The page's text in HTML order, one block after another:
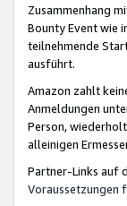
Zusammenhang mit
Bounty Event wie
teilnehmende
ausführt.
Amazon zahlt
Anmeldungen
Person,
alleinigen
Partner-Links auf
Voraussetzungen